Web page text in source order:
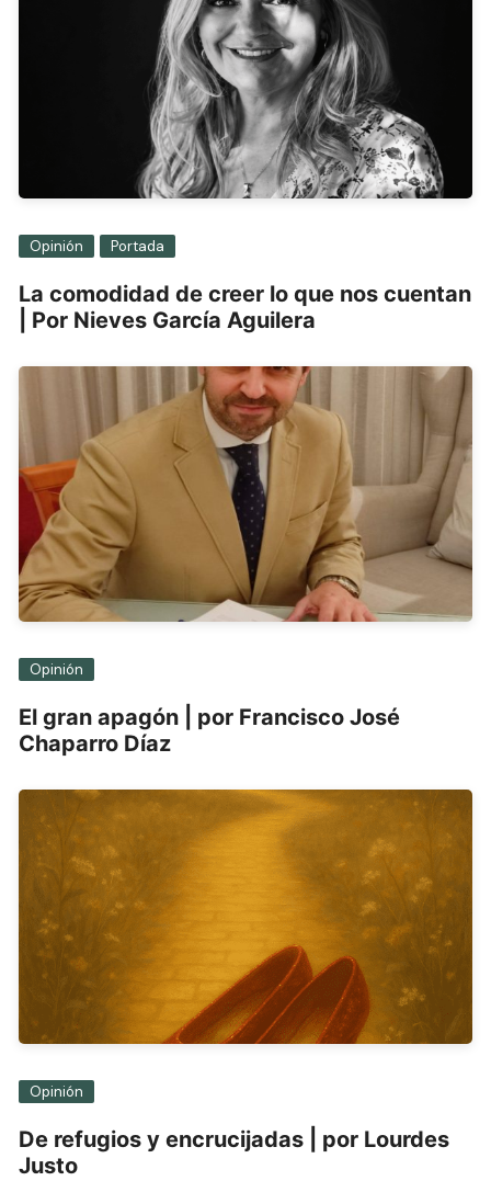
Opinión Portada
La comodidad de creer lo que nos cuentan
| Por Nieves García Aguilera
Opinión
El gran apagón | por Francisco José
Chaparro Díaz
Opinión
De refugios y encrucijadas | por Lourdes
Justo